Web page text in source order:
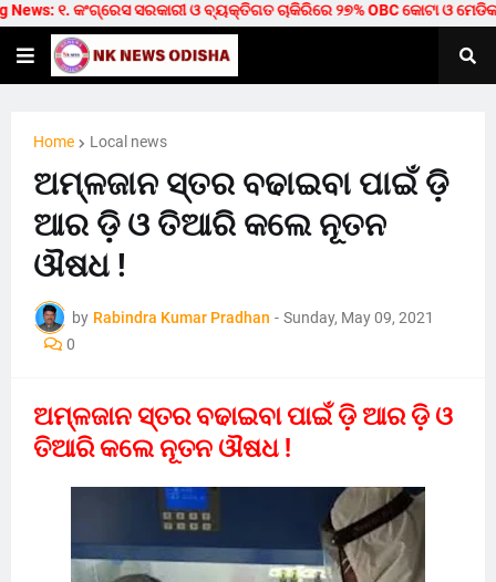
୧. କଂଗ୍ରେସ ସରକାରୀ ଓ ବ୍ୟକ୍ତିଗତ ଚାକିରିରେ ୨୭% OBC କୋଟା ଓ
Home Local news
ଅମ୍ଳଜାନ ସ୍ତର ବଢାଇବା ପାଇଁ ଡ଼ି
ଆର ଡ଼ି ଓ ତିଆରି କଲେ ନୂତନ
ଔଷଧ !
by Rabindra Kumar Pradhan - Sunday, May 09, 2021
0
ଅମ୍ଳଜାନ ସ୍ତର ବଢାଇବା ପାଇଁ ଡ଼ି ଆର ଡ଼ି ଓ
ତିଆରି କଲେ ନୂତନ ଔଷଧ !